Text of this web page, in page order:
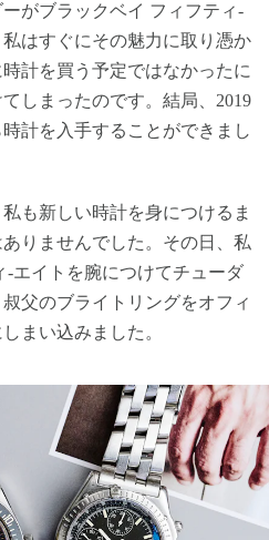
がブラックベイ フィフティ-
はすぐにその魅力に取り憑か
計を買う予定ではなかったに
しまったのです。結局、2019
計を入手することができまし
も新しい時計を身につけるま
りませんでした。その日、私
-エイトを腕につけてチューダ
父のブライトリングをオフィ
まい込みました。